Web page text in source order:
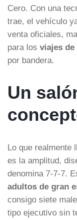
Cero. Con una
trae, el vehículo
venta oficiales,
para los viajes
por bandera.
Un
Lo que realmente
es la amplitud,
denomina 7-7-7.
adultos de gran
consigo siete
tipo ejecutivo sin